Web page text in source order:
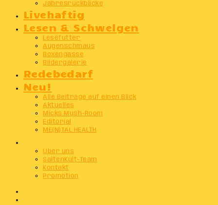
Jahresrückblicke
Livehaftig
Lesen & Schwelgen
Lesefutter
Augenschmaus
Boxengasse
Bildergalerie
Redebedarf
Neu!
Alle Beiträge auf einen Blick
Aktuelles
Micks Mush-Room
Editorial
ME(N)TAL HEALTH
Über uns
SaitenKult-Team
Kontakt
Promotion